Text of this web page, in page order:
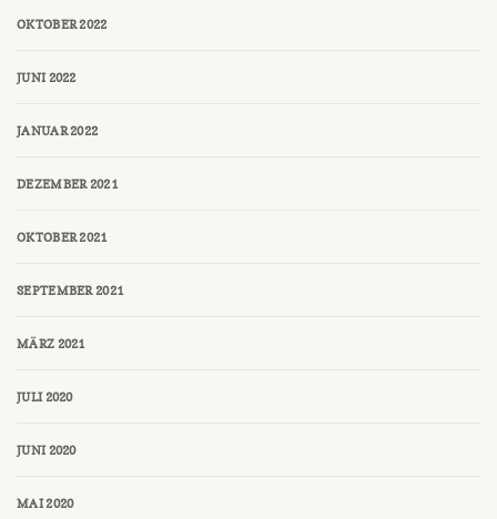
OKTOBER 2022
JUNI 2022
JANUAR 2022
DEZEMBER 2021
OKTOBER 2021
SEPTEMBER 2021
MÄRZ 2021
JULI 2020
JUNI 2020
MAI 2020